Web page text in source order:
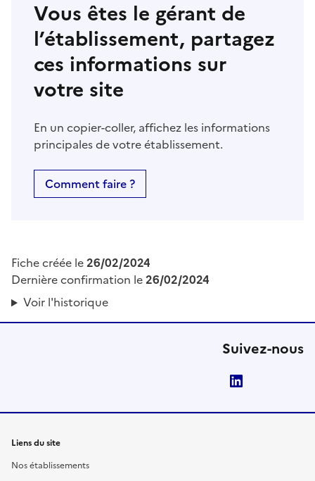
Vous êtes le gérant de
l’établissement, partagez
ces informations sur
votre site
En un copier-coller, affichez les informations
principales de votre établissement.
Comment faire ?
Fiche créée le26/02/2024
Dernière confirmation le26/02/2024
Voir l'historique
Suivez-nous
Liens du site
Nos établissements